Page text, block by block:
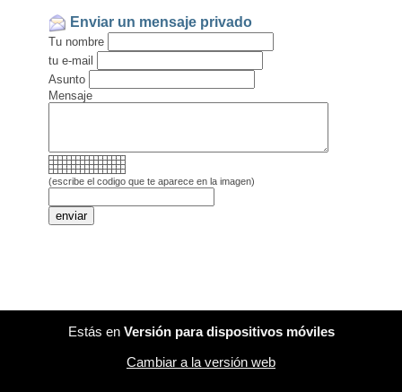
Enviar un mensaje privado
Tu nombre
tu e-mail
Asunto
Mensaje
(escribe el codigo que te aparece en la imagen)
Estás en Versión para dispositivos móviles
Cambiar a la versión web